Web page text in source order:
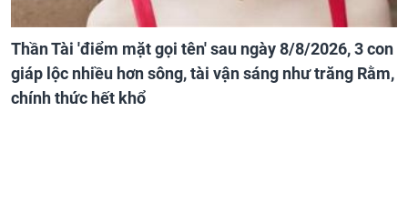
Thần Tài 'điểm mặt gọi tên' sau ngày 8/8/2026, 3 con
giáp lộc nhiều hơn sông, tài vận sáng như trăng Rằm,
chính thức hết khổ